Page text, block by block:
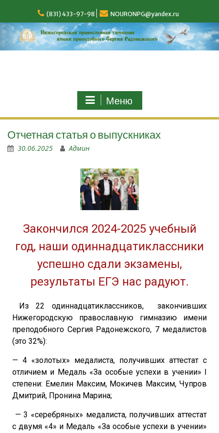
(831) 433-97-98 NOURONPG@yandex.ru
Меню
Отчетная статья о выпускниках
30.06.2025 Админ
Закончился 2024-2025 учебный
год, наши одиннадцатиклассники
успешно сдали экзамены,
результаты ЕГЭ нас радуют.
Из 22 одиннадцатиклассников, закончивших
Нижегородскую православную гимназию имени
преподобного Сергия Радонежского, 7 медалистов
(это 32%):
— 4 «золотых» медалиста, получивших аттестат с
отличием и Медаль «За особые успехи в учении» I
степени: Емелин Максим, Мокичев Максим, Чупров
Дмитрий, Пронина Марина;
— 3 «серебряных» медалиста, получивших аттестат
с двумя «4» и Медаль «За особые успехи в учении»